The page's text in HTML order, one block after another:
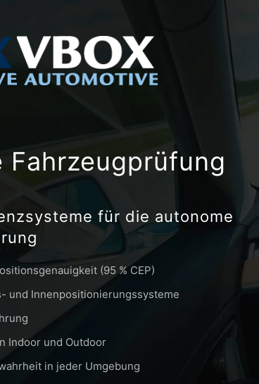
Fahrzeugprüfung
für die autonome
(95 % CEP)
und Innenpositionierungssysteme
Indoor und Outdoor
in jeder Umgebung